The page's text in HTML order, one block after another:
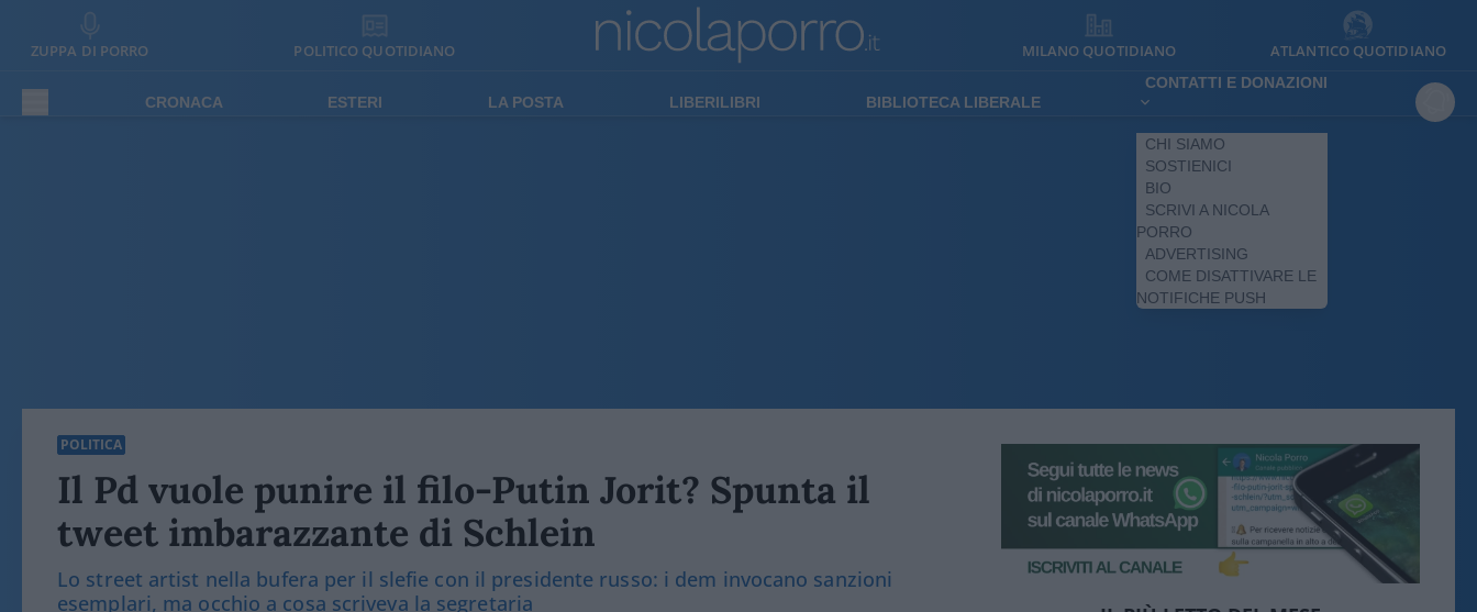
ZUPPA DI PORRO POLITICO QUOTIDIANO MILANO QUOTIDIANO ATLANTICO QUOTIDIANO
CRONACA ESTERI LA POSTA LIBERILIBRI BIBLIOTECA LIBERALE
CONTATTI E DONAZIONI
CHI SIAMO
SOSTIENICI
BIO
SCRIVI A NICOLA
PORRO
ADVERTISING
COME DISATTIVARE LE
NOTIFICHE PUSH
POLITICA
Il Pd vuole punire il filo-Putin Jorit? Spunta il
tweet imbarazzante di Schlein
Lo street artist nella bufera per il slefie con il presidente russo: i dem invocano sanzioni
esemplari, ma occhio a cosa scriveva la segretaria